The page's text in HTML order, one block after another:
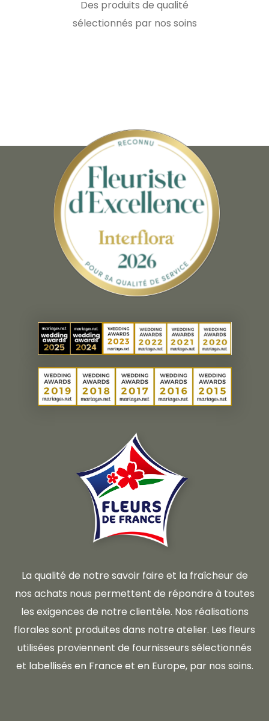
Des produits de qualité
sélectionnés par nos soins
La qualité de notre savoir faire et la fraîcheur de
nos achats nous permettent de répondre à toutes
les exigences de notre clientèle. Nos réalisations
florales sont produites dans notre atelier. Les fleurs
utilisées proviennent de fournisseurs sélectionnés
et labellisés en France et en Europe, par nos soins.